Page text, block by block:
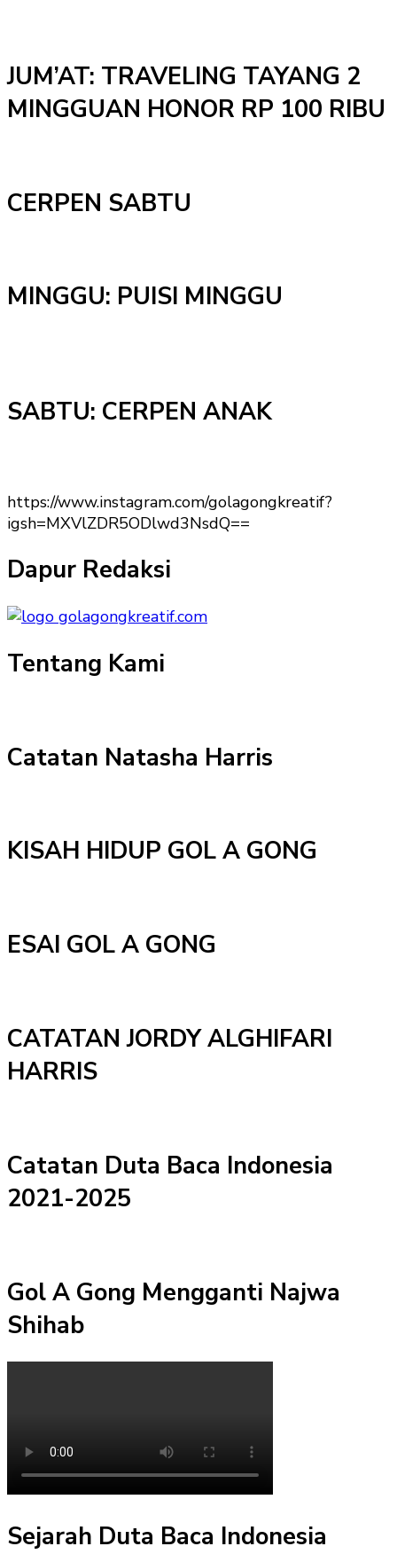
JUM’AT: TRAVELING TAYANG 2
MINGGUAN HONOR RP 100 RIBU
CERPEN SABTU
MINGGU: PUISI MINGGU
SABTU: CERPEN ANAK
https://www.instagram.com/golagongkreatif?
igsh=MXVlZDR5ODlwd3NsdQ==
Dapur Redaksi
Tentang Kami
Catatan Natasha Harris
KISAH HIDUP GOL A GONG
ESAI GOL A GONG
CATATAN JORDY ALGHIFARI
HARRIS
Catatan Duta Baca Indonesia
2021-2025
Gol A Gong Mengganti Najwa
Shihab
Sejarah Duta Baca Indonesia